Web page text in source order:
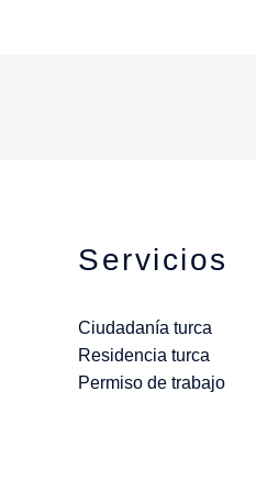
Servicios
Ciudadanía turca
Residencia turca
Permiso de trabajo